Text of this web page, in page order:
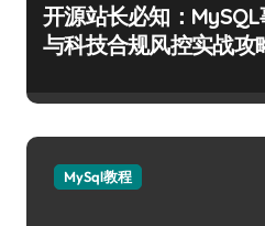
开源站长必知：
与科技合规风控实战攻
MySql教程